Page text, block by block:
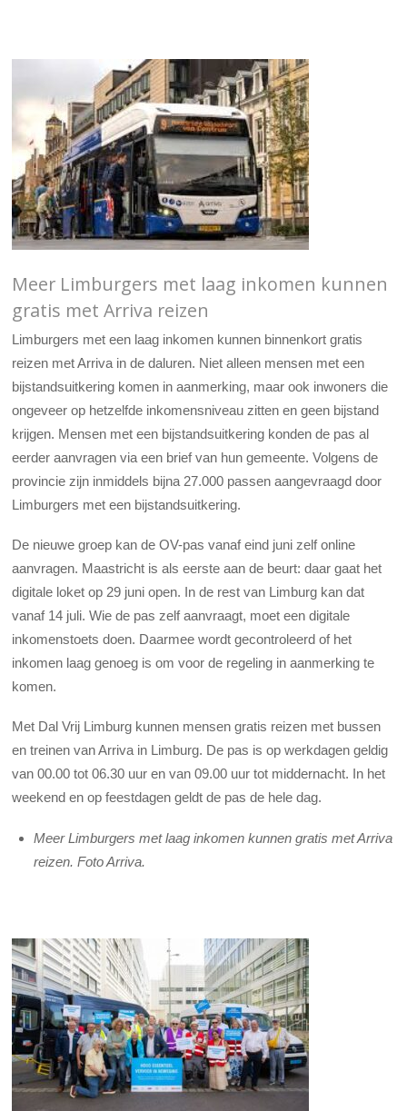
Meer Limburgers met laag inkomen kunnen
gratis met Arriva reizen
Limburgers met een laag inkomen kunnen binnenkort gratis
reizen met Arriva in de daluren. Niet alleen mensen met een
bijstandsuitkering komen in aanmerking, maar ook inwoners die
ongeveer op hetzelfde inkomensniveau zitten en geen bijstand
krijgen. Mensen met een bijstandsuitkering konden de pas al
eerder aanvragen via een brief van hun gemeente. Volgens de
provincie zijn inmiddels bijna 27.000 passen aangevraagd door
Limburgers met een bijstandsuitkering.
De nieuwe groep kan de OV-pas vanaf eind juni zelf online
aanvragen. Maastricht is als eerste aan de beurt: daar gaat het
digitale loket op 29 juni open. In de rest van Limburg kan dat
vanaf 14 juli. Wie de pas zelf aanvraagt, moet een digitale
inkomenstoets doen. Daarmee wordt gecontroleerd of het
inkomen laag genoeg is om voor de regeling in aanmerking te
komen.
Met Dal Vrij Limburg kunnen mensen gratis reizen met bussen
en treinen van Arriva in Limburg. De pas is op werkdagen geldig
van 00.00 tot 06.30 uur en van 09.00 uur tot middernacht. In het
weekend en op feestdagen geldt de pas de hele dag.
Meer Limburgers met laag inkomen kunnen gratis met Arriva
reizen. Foto Arriva.